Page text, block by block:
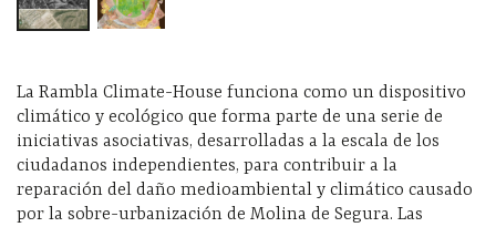
La Rambla Climate-House funciona como un dispositivo
climático y ecológico que forma parte de una serie de
iniciativas asociativas, desarrolladas a la escala de los
ciudadanos independientes, para contribuir a la
reparación del daño medioambiental y climático causado
por la sobre-urbanización de Molina de Segura. Las